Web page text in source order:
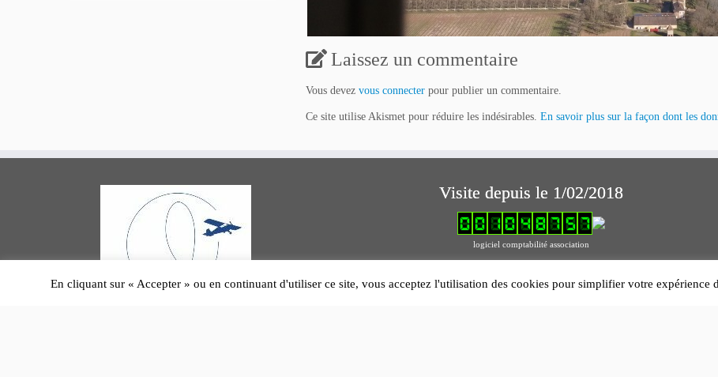
Laissez un commentaire
Vous devez vous connecter pour publier un commentaire.
Ce site utilise Akismet pour réduire les indésirables. En savoir plus sur la façon dont les
Visite depuis le 1/02/2018
logiciel comptabilité association
En cliquant sur « Accepter » ou en continuant d'utiliser ce site, vous acceptez l'utilisation des cookies pour simplifier votre expérience